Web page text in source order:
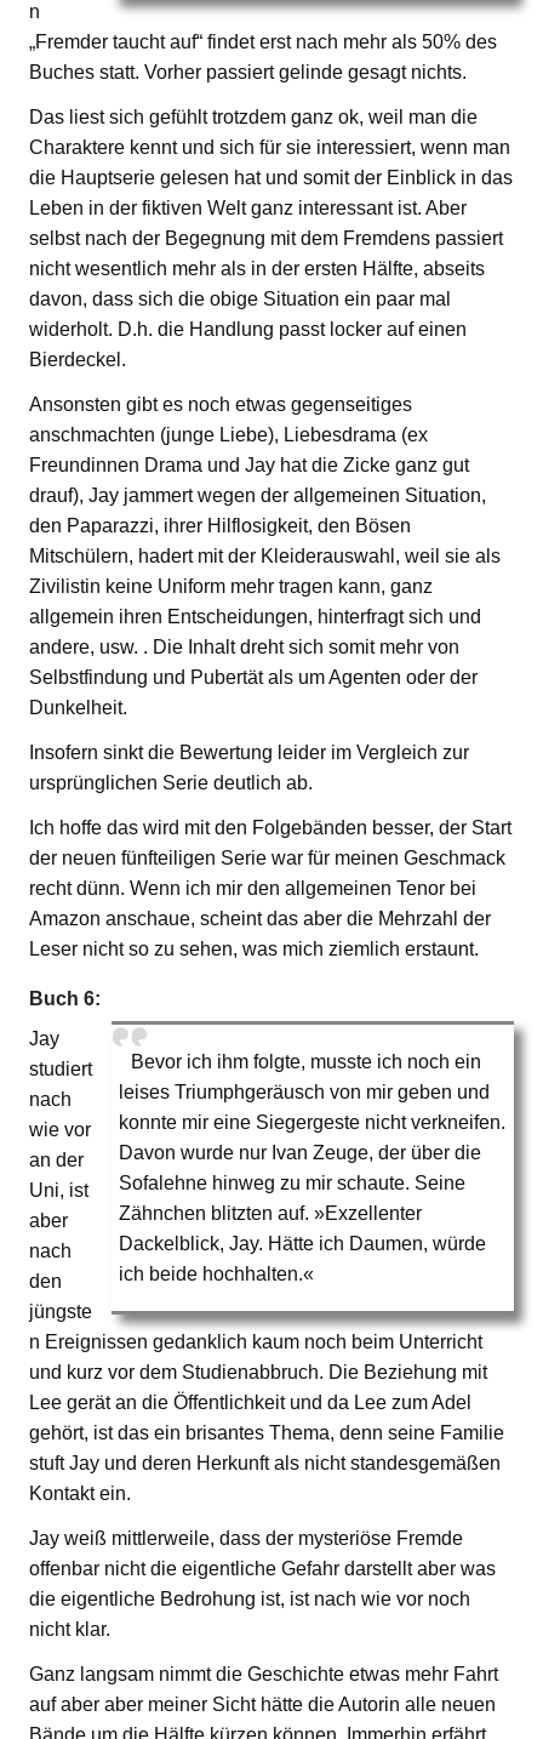
n
„Fremder taucht auf“ findet erst nach mehr als 50% des
Buches statt. Vorher passiert gelinde gesagt nichts.
Das liest sich gefühlt trotzdem ganz ok, weil man die
Charaktere kennt und sich für sie interessiert, wenn man
die Hauptserie gelesen hat und somit der Einblick in das
Leben in der fiktiven Welt ganz interessant ist. Aber
selbst nach der Begegnung mit dem Fremdens passiert
nicht wesentlich mehr als in der ersten Hälfte, abseits
davon, dass sich die obige Situation ein paar mal
widerholt. D.h. die Handlung passt locker auf einen
Bierdeckel.
Ansonsten gibt es noch etwas gegenseitiges
anschmachten (junge Liebe), Liebesdrama (ex
Freundinnen Drama und Jay hat die Zicke ganz gut
drauf), Jay jammert wegen der allgemeinen Situation,
den Paparazzi, ihrer Hilflosigkeit, den Bösen
Mitschülern, hadert mit der Kleiderauswahl, weil sie als
Zivilistin keine Uniform mehr tragen kann, ganz
allgemein ihren Entscheidungen, hinterfragt sich und
andere, usw. . Die Inhalt dreht sich somit mehr von
Selbstfindung und Pubertät als um Agenten oder der
Dunkelheit.
Insofern sinkt die Bewertung leider im Vergleich zur
ursprünglichen Serie deutlich ab.
Ich hoffe das wird mit den Folgebänden besser, der Start
der neuen fünfteiligen Serie war für meinen Geschmack
recht dünn. Wenn ich mir den allgemeinen Tenor bei
Amazon anschaue, scheint das aber die Mehrzahl der
Leser nicht so zu sehen, was mich ziemlich erstaunt.
Buch 6:
Bevor ich ihm folgte, musste ich noch ein
leises Triumphgeräusch von mir geben und
konnte mir eine Siegergeste nicht verkneifen.
Davon wurde nur Ivan Zeuge, der über die
Sofalehne hinweg zu mir schaute. Seine
Zähnchen blitzten auf. »Exzellenter
Dackelblick, Jay. Hätte ich Daumen, würde
ich beide hochhalten.«
Jay
studiert
nach
wie vor
an der
Uni, ist
aber
nach
den
jüngste
n Ereignissen gedanklich kaum noch beim Unterricht
und kurz vor dem Studienabbruch. Die Beziehung mit
Lee gerät an die Öffentlichkeit und da Lee zum Adel
gehört, ist das ein brisantes Thema, denn seine Familie
stuft Jay und deren Herkunft als nicht standesgemäßen
Kontakt ein.
Jay weiß mittlerweile, dass der mysteriöse Fremde
offenbar nicht die eigentliche Gefahr darstellt aber was
die eigentliche Bedrohung ist, ist nach wie vor noch
nicht klar.
Ganz langsam nimmt die Geschichte etwas mehr Fahrt
auf aber aber meiner Sicht hätte die Autorin alle neuen
Bände um die Hälfte kürzen können. Immerhin erfährt